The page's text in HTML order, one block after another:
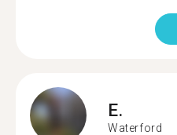
E.
Waterford